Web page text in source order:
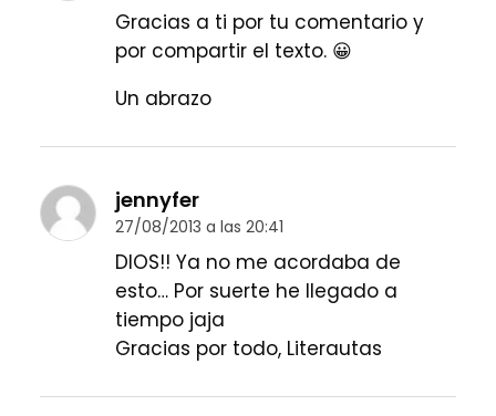
Gracias a ti por tu comentario y
por compartir el texto. 😀
Un abrazo
jennyfer
27/08/2013 a las 20:41
DIOS!! Ya no me acordaba de
esto… Por suerte he llegado a
tiempo jaja
Gracias por todo, Literautas